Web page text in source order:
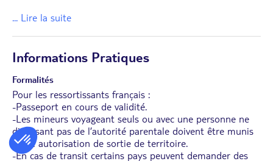
... Lire la suite
Informations Pratiques
Formalités
Pour les ressortissants français :
-Passeport en cours de validité.
-Les mineurs voyageant seuls ou avec une personne ne
disposant pas de l’autorité parentale doivent être munis
d’une autorisation de sortie de territoire.
-En cas de transit certains pays peuvent demander des